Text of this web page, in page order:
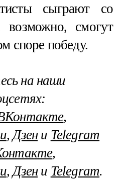
сыграют со
возможно, смогут
споре победу.
на наши
,
, Дзени Telegram
,
, Дзени Telegram.